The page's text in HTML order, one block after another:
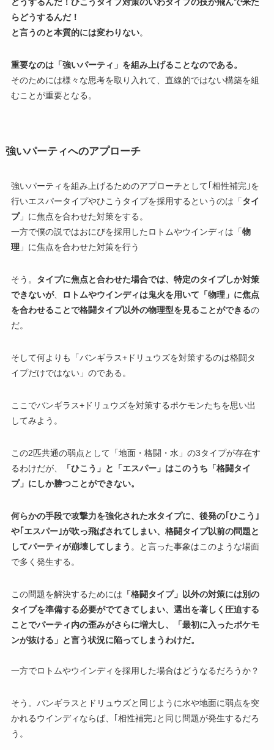
らどうするんだ！
と言うのと本質的には変わりない。
重要なのは「強いパーティ」を組み上げることなのである。
そのためには様々な思考を取り入れて、直線的ではない構築を組
むことが重要となる。
強いパーティへのアプローチ
強いパーティを組み上げるためのアプローチとして｢相性補完｣を
行いエスパータイプやひこうタイプを採用するというのは「タイ
プ」に焦点を合わせた対策をする。
一方で僕の説ではおにびを採用したロトムやウインディは「物
理」に焦点を合わせた対策を行う
そう。 タイプに焦点と合わせた場合では、特定のタイプしか対策
できないが、
ロトムやウインディは鬼火を用いて「物理」に焦点
を合わせることで格闘タイプ以外の物理型を見ることができるの
だ。
そして何よりも「バンギラス+ドリュウズを対策するのは格闘タ
イプだけではない」のである。
ここでバンギラス+ドリュウズを対策するポケモンたちを思い出
してみよう。
この2匹共通の弱点として「地面・格闘・水」の3タイプが存在す
るわけだが、
「ひこう」と「エスパー」はこのうち「格闘タイ
プ」にしか勝つことができない。
何らかの手段で攻撃力を強化された水タイプに、後発の｢ひこう｣
や｢エスパー｣が吹っ飛ばされてしまい、格闘タイプ以前の問題と
してパーティが崩壊してしまう 。と言った事象はこのような場面
で多く発生する。
この問題を解決するためには 「格闘タイプ」以外の対策には別の
タイプを準備する必要がでてきてしまい、 選出を著しく圧迫する
ことでパーティ内の歪みがさらに増大し、「最初に入ったポケモ
ンが抜ける」と言う状況に陥ってしまうわけだ。
一方でロトムやウインディを採用した場合はどうなるだろうか？
そう。バンギラスとドリュウズと同じように水や地面に弱点を突
かれるウインディならば、｢相性補完｣と同じ問題が発生するだろ
う。